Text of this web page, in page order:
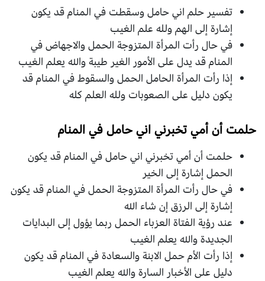
تفسير حلم اني حامل وسقطت في المنام قد يكون
إشارة إلى الهم ولله علم الغيب
في حال رأت المرأة المتزوجة الحمل والاجهاض في
المنام قد يدل على الأمور الغير طيبة والله يعلم الغيب
إذا رأت المرأة الحامل الحمل والسقوط في المنام قد
يكون دليل على الصعوبات ولله العلم كله
حلمت أن أمي تخبرني اني حامل في المنام
حلمت أن أمي تخبرني اني حامل في المنام قد يكون
الحمل إشارة إلى الخير
في حال رأت المرأة المتزوجة الحمل في المنام قد يكون
إشارة إلى الرزق إن شاء الله
عند رؤية الفتاة العزباء الحمل ربما يؤول إلى البدايات
الجديدة والله يعلم الغيب
إذا رأت الأم حمل الابنة والسعادة في المنام قد يكون
دليل على الأخبار السارة والله يعلم الغيب